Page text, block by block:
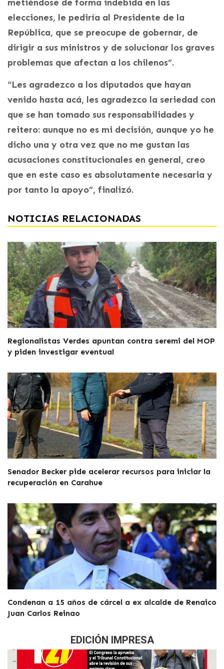
metiéndose de forma indebida en las
elecciones, le pediría al Presidente de la
República, que se preocupe de gobernar, de
dirigir a sus ministros y de solucionar los graves
problemas que afectan a los chilenos”.
“Les agradezco a los diputados que hayan
venido hasta acá, les agradezco la seriedad con
que se han tomado sus responsabilidades y
reitero: aunque no es mi decisión, aunque yo he
dicho una y otra vez que no me gustan las
acusaciones constitucionales en general, creo
que en este caso es absolutamente necesaria y
por tanto la apoyo”, finalizó.
NOTICIAS RELACIONADAS
Regionalistas Verdes apuntan contra seremi del MOP
y piden investigar eventual
Senador Becker pide acelerar recursos para iniciar la
recuperación en Carahue
Condenan a 15 años de cárcel a ex alcalde de Renaico
Juan Carlos Reinao
EDICIÓN IMPRESA